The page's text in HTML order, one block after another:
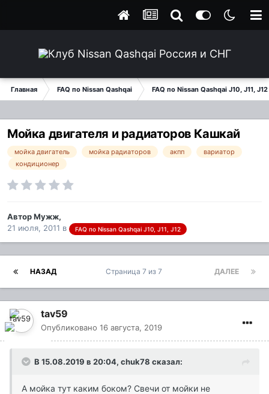
Главная FAQ по Nissan Qashqai FAQ по Nissan Qashqai J10, J11, J12
Мойка двигателя и радиаторов Кашкай
мойка двигатель мойка радиаторов акпп
вариатор
кондиционер
АвторМужж,
21 июля, 2011 в FAQ по Nissan Qashqai J10, J11, J12
НАЗАД ДАЛЕЕ
Страница 7 из 7
tav59
Опубликовано 16 августа, 2019
В 15.08.2019 в 20:04, chuk78 сказал:
А мойка тут каким боком? Свечи от мойки не